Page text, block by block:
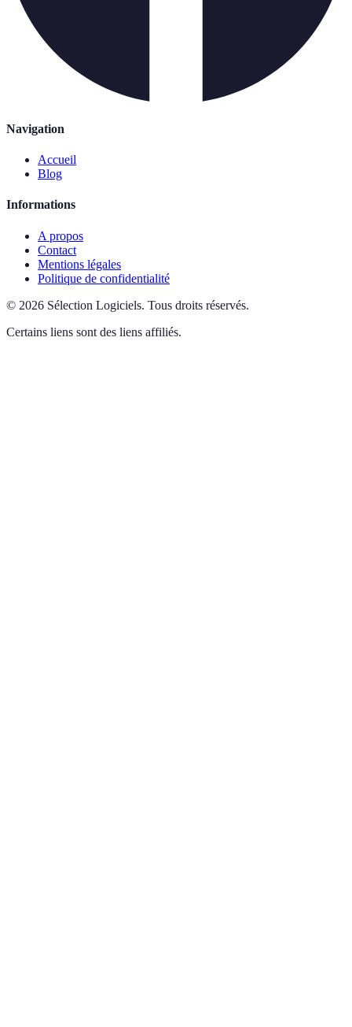
Navigation
Accueil
Blog
Informations
A propos
Contact
Mentions légales
Politique de confidentialité
© 2026 Sélection Logiciels. Tous droits réservés.
Certains liens sont des liens affiliés.